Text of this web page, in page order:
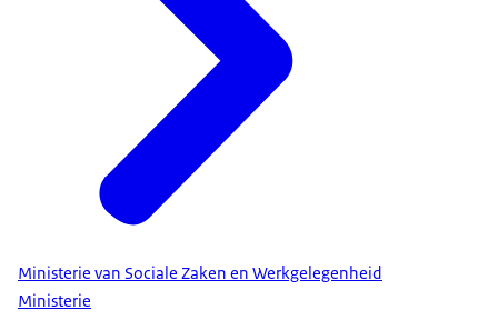
Ministerie van Sociale Zaken en Werkgelegenheid
Ministerie